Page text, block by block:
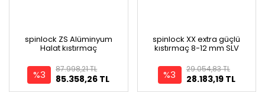
spinlock ZS Alüminyum
Halat kıstırmaç
%3 85.358,26 TL
87.998,21 TL
spinlock XX extra güçlü
kıstırmaç 8-12 mm SLV
%3 28.183,19 TL
29.054,83 TL